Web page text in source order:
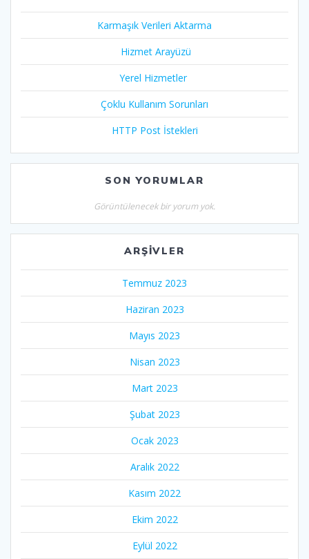
Karmaşık Verileri Aktarma
Hizmet Arayüzü
Yerel Hizmetler
Çoklu Kullanım Sorunları
HTTP Post İstekleri
SON YORUMLAR
Görüntülenecek bir yorum yok.
ARŞIVLER
Temmuz 2023
Haziran 2023
Mayıs 2023
Nisan 2023
Mart 2023
Şubat 2023
Ocak 2023
Aralık 2022
Kasım 2022
Ekim 2022
Eylül 2022